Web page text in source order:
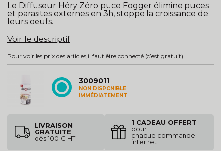
Le Diffuseur Héry Zéro puce Fogger élimine puces
et parasites externes en 3h, stoppe la croissance de
leurs oeufs.
Voir le descriptif
Pour voir les prix des articles, il faut être connecté (c’est gratuit).
3009011
NON DISPONIBLE
IMMÉDIATEMENT
LIVRAISON
GRATUITE
dès 100 € HT
1 CADEAU OFFERT
pour
chaque commande
internet